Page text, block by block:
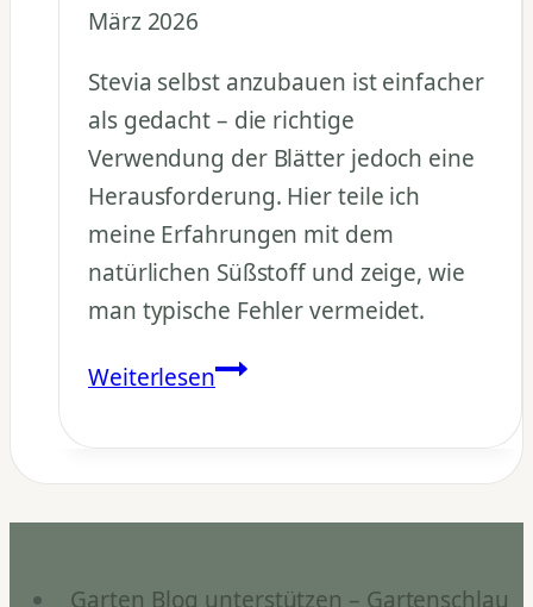
März 2026
Stevia selbst anzubauen ist einfacher
als gedacht – die richtige
Verwendung der Blätter jedoch eine
Herausforderung. Hier teile ich
meine Erfahrungen mit dem
natürlichen Süßstoff und zeige, wie
man typische Fehler vermeidet.
WeiterlesenStevia
und
verwenden
–
gegen
Garten Blog unterstützen – Gartenschlau